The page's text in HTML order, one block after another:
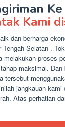
Ke
Kami
dan berharga
Tengah Selatan .
melakukan proses
maksimal. Dan
tersebut
jangkauan kami
Atas perhatian